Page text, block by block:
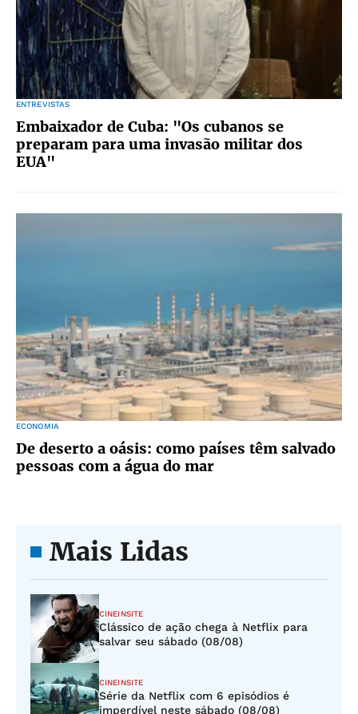
ENTREVISTAS
Embaixador de Cuba: "Os cubanos se
preparam para uma invasão militar dos
EUA"
ECONOMIA
De deserto a oásis: como países têm salvado
pessoas com a água do mar
Mais Lidas
CINEINSITE
Clássico de ação chega à Netflix para
salvar seu sábado (08/08)
CINEINSITE
Série da Netflix com 6 episódios é
imperdível neste sábado (08/08)